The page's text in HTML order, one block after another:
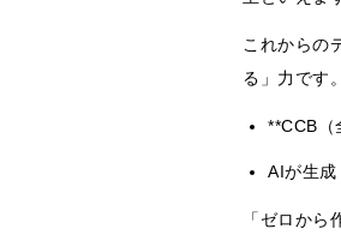
これからの
る」力です。
**CCB（
AIが生成
「ゼロか